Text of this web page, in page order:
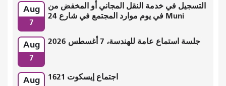
Aug
7
التسجيل في خدمة النقل المجاني أو المخفض من
Muni في يوم موارد المجتمع في شارع 24
Aug
7
جلسة استماع عامة للهندسة، 7 أغسطس 2026
Aug اجتماع إيسكوت 1621